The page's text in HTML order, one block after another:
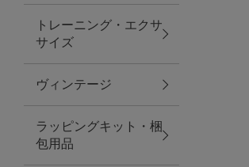
ステーショナリー
その他
紅茶・フード
トレーニング・エクサ
サイズ
ヴィンテージ
ラッピングキット・梱
包用品